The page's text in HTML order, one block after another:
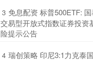
3 免息配资 标普500ETF:
交易型开放式指数证券投资
险提示公告
4 瑞创策略 印尼3:1力克泰